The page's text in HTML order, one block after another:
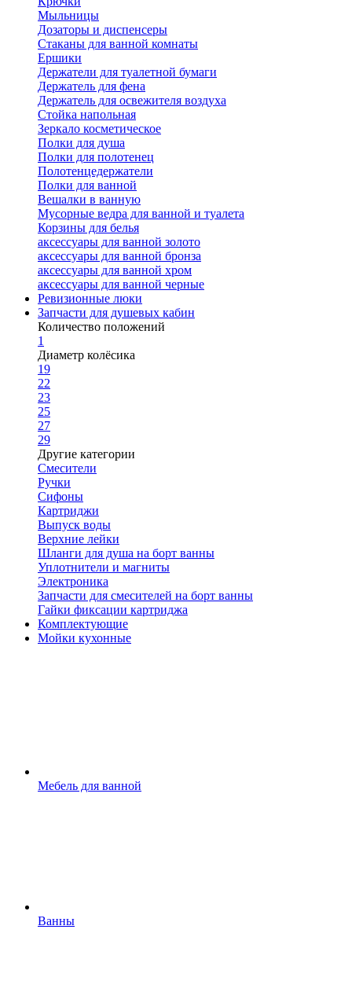
Мыльницы
Дозаторы и диспенсеры
Стаканы для ванной комнаты
Ершики
Держатели для туалетной бумаги
Держатель для фена
Держатель для освежителя воздуха
Стойка напольная
Зеркало косметическое
Полки для душа
Полки для полотенец
Полотенцедержатели
Полки для ванной
Вешалки в ванную
Мусорные ведра для ванной и туалета
Корзины для белья
аксессуары для ванной золото
аксессуары для ванной бронза
аксессуары для ванной хром
аксессуары для ванной черные
Ревизионные люки
Запчасти для душевых кабин
Количество положений
1
Диаметр колёсика
19
22
23
25
27
29
Другие категории
Смесители
Ручки
Сифоны
Картриджи
Выпуск воды
Верхние лейки
Шланги для душа на борт ванны
Уплотнители и магниты
Электроника
Запчасти для смесителей на борт ванны
Гайки фиксации картриджа
Комплектующие
Мойки кухонные
Мебель для ванной
Ванны